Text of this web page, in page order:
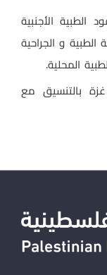
الأجنبية
و الجراحية
المحلية.
بالتنسيق مع